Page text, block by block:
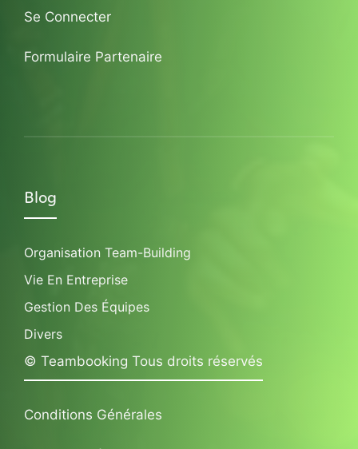
Se Connecter
Formulaire Partenaire
Blog
Organisation Team-Building
Vie En Entreprise
Gestion Des Équipes
Divers
© Teambooking Tous droits réservés
Conditions Générales